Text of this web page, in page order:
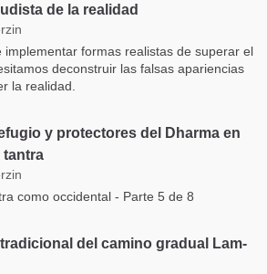
de la realidad
implementar formas realistas de superar el
deconstruir las falsas apariencias
la realidad.
y protectores del Dharma en
tantra
como occidental - Parte 5 de 8
del camino gradual Lam-